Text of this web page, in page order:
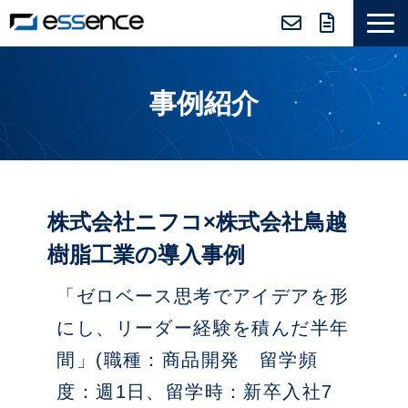
ニュース＆トピックス
会社紹介
セミナー＆コラム
事例紹介
株式会社ニフコ×株式会社鳥越
樹脂工業の導入事例
「ゼロベース思考でアイデアを形
にし、リーダー経験を積んだ半年
間」(職種：商品開発 留学頻
度：週1日、留学時：新卒入社7